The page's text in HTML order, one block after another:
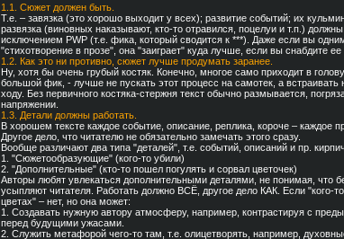
1.1. Сюжет должен быть.
Т.е. – завязка (это хорошо выходит у всех); развитие событий; их
развязка (виновных наказывают, кто-то отравился, поцелуи и т.п.)
исключением PWP (т.е. фика, который сводится к ***). Даже если вы
"стихотворение в прозе", она "заиграет" куда лучше, если вы снабдите
1.2. Как это ни противно, сюжет лучше продумать заранее.
Ну, хотя бы очень грубый костяк. Конечно, многое само приходит в
большой фик, - лучше не пускать этот процесс на самотек, а
ходу. Без первичного костяка-стержня текст обычно размывается,
напряжении.
1.3. Детали должны работать.
В хорошем тексте каждое событие, описание, реплика, короче – каждое
Другое дело, что читателю не обязательно замечать этого сразу.
Вообще различают два типа "деталей", т.е. событий, описаний и пр.
1. "Сюжетообразующие" (кого-то убили)
2. "Дополнительные" (кто-то пошел погулять и сорвал цветочек)
Авторы любят увлекаться дополнительными деталями, не понимая, что
усыпляют читателя. Работать должно ВСЁ, другое дело КАК. Если "кого-
цветах" – нет, но она может:
1. Создавать нужную автору атмосферу, например, контрастируя с
перед будущими ужасами.
2. Служить метафорой чего-то там, т.е. олицетворять, например,